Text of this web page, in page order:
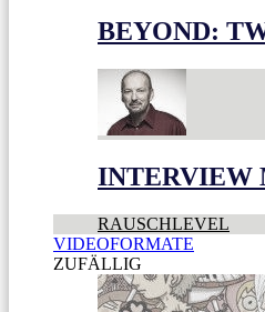
BEYOND:
INTERVIEW
RAUSCHLEVEL
VIDEOFORMATE
ZUFÄLLIG